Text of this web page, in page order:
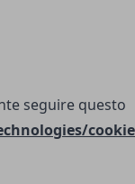
seguire questo